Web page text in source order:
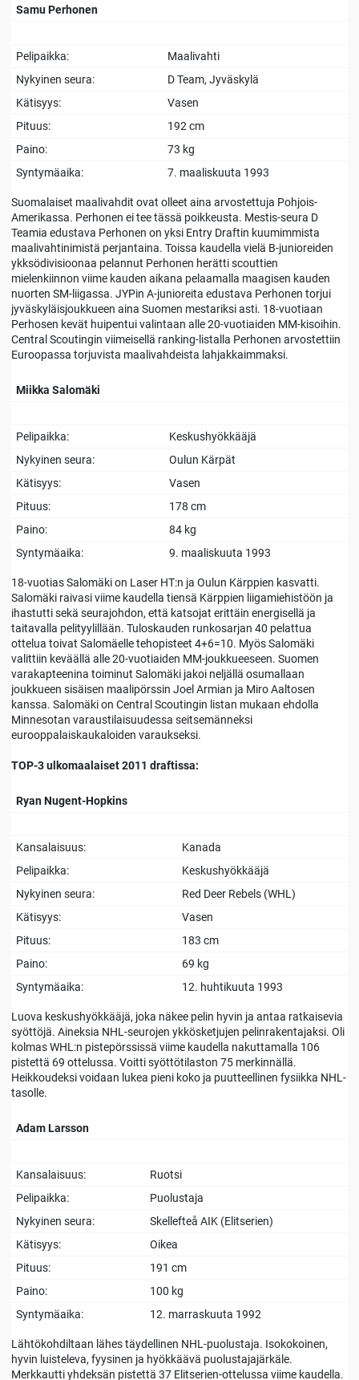
Samu Perhonen
Pelipaikka:
Maalivahti
Nykyinen seura:
D Team, Jyväskylä
Kätisyys:
Vasen
Pituus:
192 cm
Paino:
73 kg
Syntymäaika:
7. maaliskuuta 1993
Suomalaiset maalivahdit ovat olleet aina arvostettuja Pohjois-
Amerikassa. Perhonen ei tee tässä poikkeusta. Mestis-seura D
Teamia edustava Perhonen on yksi Entry Draftin kuumimmista
maalivahtinimistä perjantaina. Toissa kaudella vielä B-junioreiden
ykksödivisioonaa pelannut Perhonen herätti scouttien
mielenkiinnon viime kauden aikana pelaamalla maagisen kauden
nuorten SM-liigassa. JYPin A-junioreita edustava Perhonen torjui
jyväskyläisjoukkueen aina Suomen mestariksi asti. 18-vuotiaan
Perhosen kevät huipentui valintaan alle 20-vuotiaiden MM-kisoihin.
Central Scoutingin viimeisellä ranking-listalla Perhonen arvostettiin
Euroopassa torjuvista maalivahdeista lahjakkaimmaksi.
Miikka Salomäki
Pelipaikka:
Keskushyökkääjä
Nykyinen seura:
Oulun Kärpät
Kätisyys:
Vasen
Pituus:
178 cm
Paino:
84 kg
Syntymäaika:
9. maaliskuuta 1993
18-vuotias Salomäki on Laser HT:n ja Oulun Kärppien kasvatti.
Salomäki raivasi viime kaudella tiensä Kärppien liigamiehistöön ja
ihastutti sekä seurajohdon, että katsojat erittäin energisellä ja
taitavalla pelityylillään. Tuloskauden runkosarjan 40 pelattua
ottelua toivat Salomäelle tehopisteet 4+6=10. Myös Salomäki
valittiin keväällä alle 20-vuotiaiden MM-joukkueeseen. Suomen
varakapteenina toiminut Salomäki jakoi neljällä osumallaan
joukkueen sisäisen maalipörssin Joel Armian ja Miro Aaltosen
kanssa. Salomäki on Central Scoutingin listan mukaan ehdolla
Minnesotan varaustilaisuudessa seitsemänneksi
eurooppalaiskaukaloiden varaukseksi.
TOP-3 ulkomaalaiset2011 draftissa:
Ryan Nugent-Hopkins
Kansalaisuus:
Kanada
Pelipaikka:
Keskushyökkääjä
Nykyinen seura:
Red Deer Rebels (WHL)
Kätisyys:
Vasen
Pituus:
183 cm
Paino:
69 kg
Syntymäaika:
12. huhtikuuta 1993
Luova keskushyökkääjä, joka näkee pelin hyvin ja antaa ratkaisevia
syöttöjä. Aineksia NHL-seurojen ykkösketjujen pelinrakentajaksi. Oli
kolmas WHL:n pistepörssissä viime kaudella nakuttamalla 106
pistettä 69 ottelussa. Voitti syöttötilaston 75 merkinnällä.
Heikkoudeksi voidaan lukea pieni koko ja puutteellinen fysiikka NHL-
tasolle.
Adam Larsson
Kansalaisuus:
Ruotsi
Pelipaikka:
Puolustaja
Nykyinen seura:
Skellefteå AIK (Elitserien)
Kätisyys:
Oikea
Pituus:
191 cm
Paino:
100 kg
Syntymäaika:
12. marraskuuta 1992
Lähtökohdiltaan lähes täydellinen NHL-puolustaja. Isokokoinen,
hyvin luisteleva, fyysinen ja hyökkäävä puolustajajärkäle.
Merkkautti yhdeksän pistettä 37 Elitserien-ottelussa viime kaudella.